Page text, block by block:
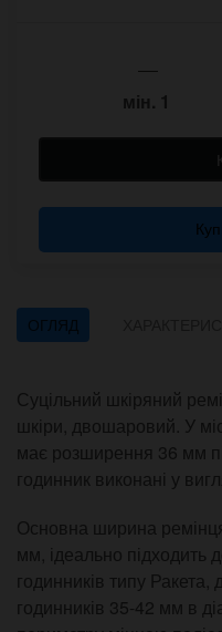
мін. 1
ОГЛЯД
Суцільний шкіряний
шкіри, двошаровий. У
має розширення 36 мм
годинник виконані у
Основна ширина
мм, ідеально підходить
годинників типу Ракета,
годинників 35-42 мм в